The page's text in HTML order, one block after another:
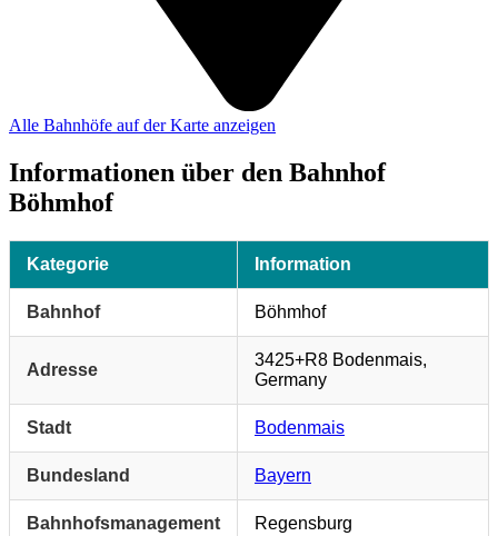
Alle Bahnhöfe auf der Karte anzeigen
Informationen über den Bahnhof
Böhmhof
Kategorie Information
Bahnhof Böhmhof
Adresse
3425+R8 Bodenmais,
Germany
Stadt Bodenmais
Bundesland Bayern
Bahnhofsmanagement Regensburg